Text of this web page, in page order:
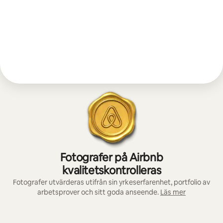
Fotografer på Airbnb
kvalitetskontrolleras
Fotografer utvärderas utifrån sin yrkeserfarenhet, portfolio av
arbetsprover och sitt goda anseende. Läs mer